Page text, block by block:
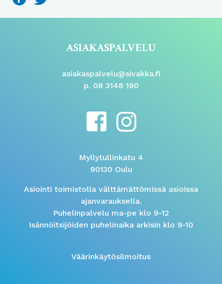
ASIAKASPALVELU
asiakaspalvelu@sivakka.fi
p. 08 3148 190
Myllytullinkatu 4
90130 Oulu
Asiointi toimistolla välttämättömissä asioissa
ajanvarauksella.
Puhelinpalvelu ma-pe klo 9-12
Isännöitsijöiden puhelinaika arkisin klo 9-10
Väärinkäytösilmoitus